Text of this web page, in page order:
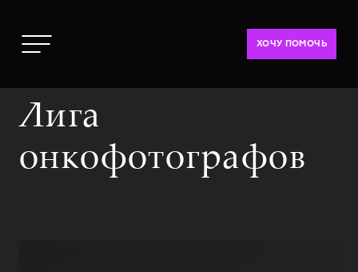
ХОЧУ ПОМОЧЬ
Лига
онкофотографов